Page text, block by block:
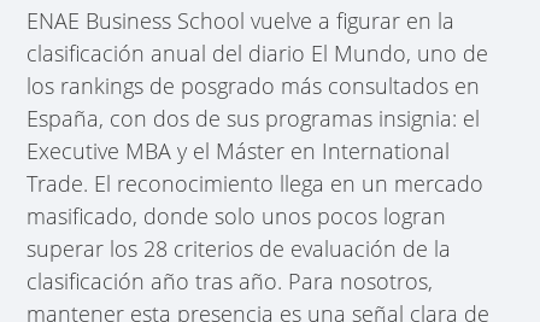
ENAE Business School vuelve a figurar en la
clasificación anual del diario El Mundo, uno de
los rankings de posgrado más consultados en
España, con dos de sus programas insignia: el
Executive MBA y el Máster en International
Trade. El reconocimiento llega en un mercado
masificado, donde solo unos pocos logran
superar los 28 criterios de evaluación de la
clasificación año tras año. Para nosotros,
mantener esta presencia es una señal clara de